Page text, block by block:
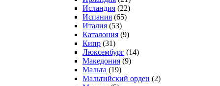
Исландия (22)
Испания (65)
Италия (53)
Каталония (9)
Кипр (31)
Люксембург (14)
Македония (9)
Мальта (19)
Мальтийский орден (2)